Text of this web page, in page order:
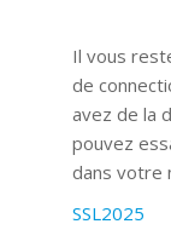
Il vous
de
avez de la
pouvez
dans votre
SSL2025